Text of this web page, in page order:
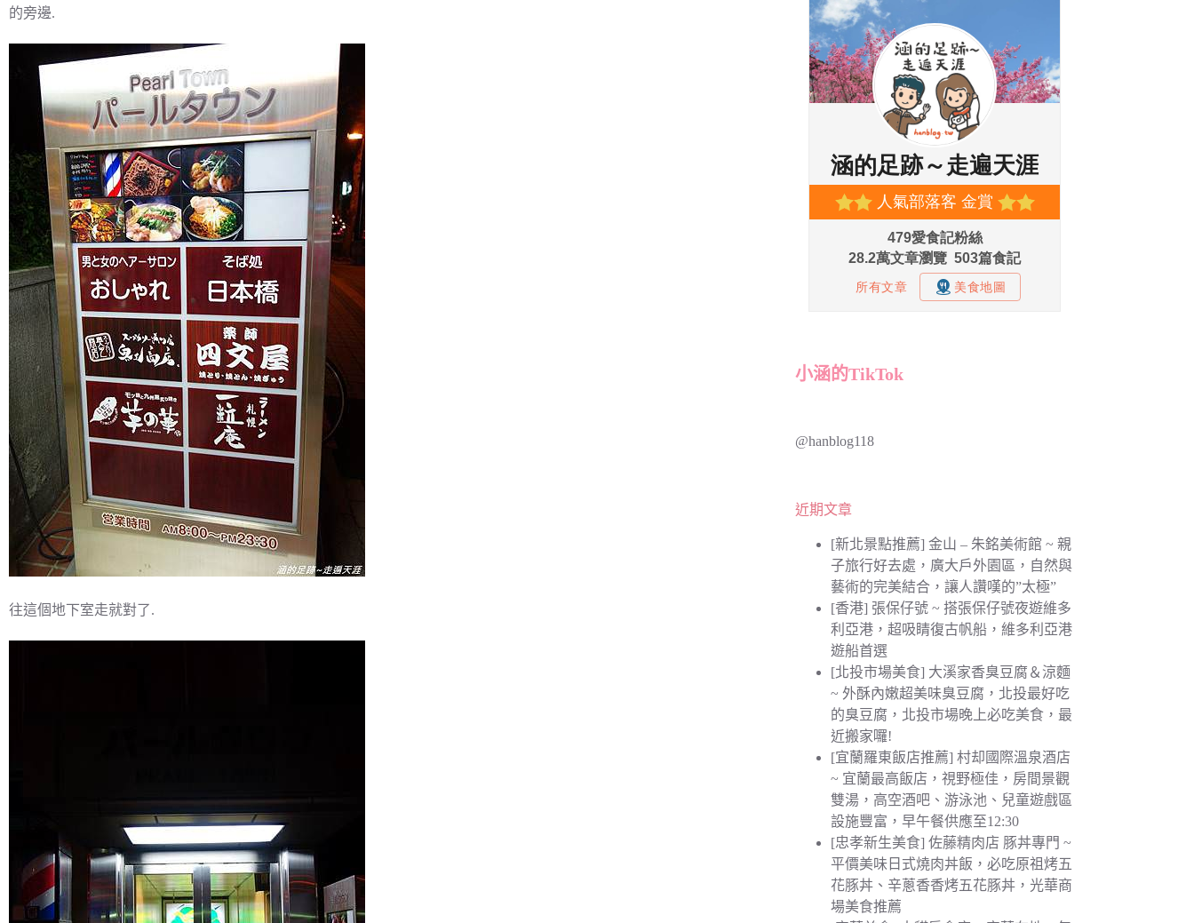
的旁邊.
往這個地下室走就對了.
小涵的TikTok
@hanblog118
近期文章
[新北景點推薦] 金山 – 朱銘美術館 ~ 親
子旅行好去處，廣大戶外園區，自然與
藝術的完美結合，讓人讚嘆的”太極”
[香港] 張保仔號 ~ 搭張保仔號夜遊維多
利亞港，超吸睛復古帆船，維多利亞港
遊船首選
[北投市場美食] 大溪家香臭豆腐＆涼麵
~ 外酥內嫩超美味臭豆腐，北投最好吃
的臭豆腐，北投市場晚上必吃美食，最
近搬家囉!
[宜蘭羅東飯店推薦] 村却國際溫泉酒店
~ 宜蘭最高飯店，視野極佳，房間景觀
雙湯，高空酒吧、游泳池、兒童遊戲區
設施豐富，早午餐供應至12:30
[忠孝新生美食] 佐藤精肉店 豚丼專門 ~
平價美味日式燒肉丼飯，必吃原祖烤五
花豚丼、辛蔥香香烤五花豚丼，光華商
場美食推薦